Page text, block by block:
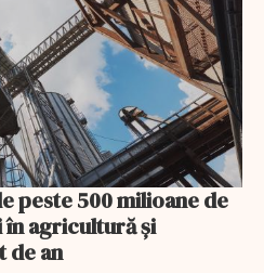
peste 500 milioane de
agricultură şi
de an